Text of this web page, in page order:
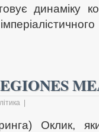
динаміку
Оклик,